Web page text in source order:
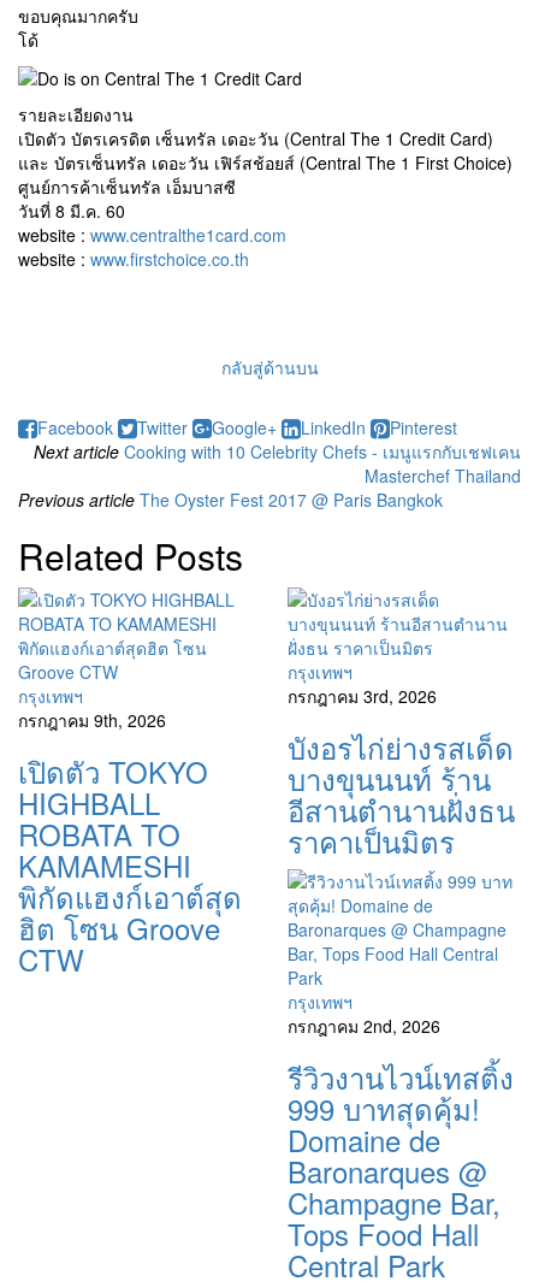
ขอบคุณมากครับ
โด้
รายละเอียดงาน
เปิดตัว บัตรเครดิต เซ็นทรัล เดอะวัน (Central The 1 Credit Card)
และ บัตรเซ็นทรัล เดอะวัน เฟิร์สช้อยส์ (Central The 1 First Choice)
ศูนย์การค้าเซ็นทรัล เอ็มบาสซี
วันที่ 8 มี.ค. 60
website : www.centralthe1card.com
website : www.firstchoice.co.th
กลับสู่ด้านบน
Facebook Twitter Google+ LinkedIn
Pinterest
Next article Cooking with 10 Celebrity Chefs - เมนูแรกกับเชฟเคน
Masterchef Thailand
Previous article The Oyster Fest 2017 @ Paris Bangkok
Related Posts
กรุงเทพฯ
กรกฎาคม 9th, 2026
เปิดตัว TOKYO
HIGHBALL
ROBATA TO
KAMAMESHI
พิกัดแฮงก์เอาต์สุด
ฮิต โซน Groove
CTW
กรุงเทพฯ
กรกฎาคม 3rd, 2026
บังอรไก่ย่างรสเด็ด
บางขุนนนท์ ร้าน
อีสานตำนานฝั่งธน
ราคาเป็นมิตร
กรุงเทพฯ
กรกฎาคม 2nd, 2026
รีวิวงานไวน์เทสติ้ง
999 บาทสุดคุ้ม!
Domaine de
Baronarques @
Champagne Bar,
Tops Food Hall
Central Park